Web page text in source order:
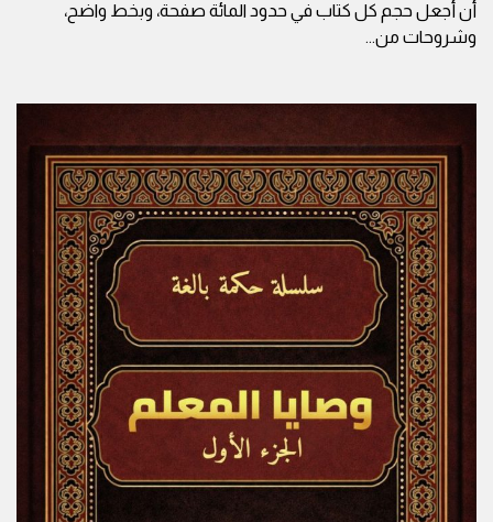
أن أجعل حجم كل كتاب في حدود المائة صفحة، وبخط واضح،
وشروحات من...